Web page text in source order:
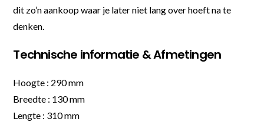
dit zo’n aankoop waar je later niet lang over hoeft na te
denken.
Technische informatie & Afmetingen
Hoogte : 290 mm
Breedte : 130 mm
Lengte : 310 mm